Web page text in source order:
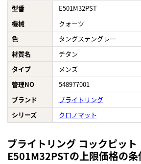
型番
E501M32PST
機械
クォーツ
色
タングステングレー
材質名
チタン
タイプ
メンズ
管理NO
548977001
ブランド
ブライトリング
シリーズ
クロノマット
ブライトリング コックピット
E501M32PSTの上限価格の条